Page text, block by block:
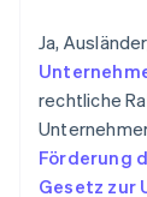
Ja,
rechtliche
Förderung
Gesetz zur